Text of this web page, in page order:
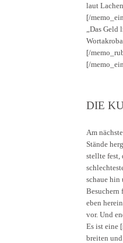
laut
[/
„Das
[/
[/
DIE
Am
Stände
stellte fest,
schaue hin
Besuchern
eben
vor. Und
Es ist eine
breiten